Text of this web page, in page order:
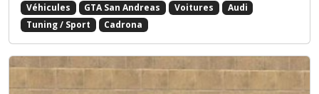
Véhicules GTA San Andreas Voitures
Audi
Tuning / Sport
Cadrona